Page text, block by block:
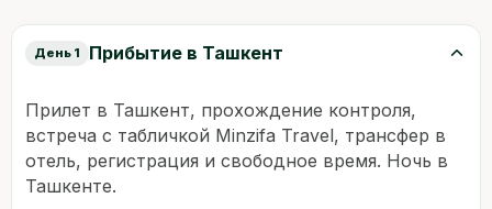
День 1 Прибытие в Ташкент
Прилет в Ташкент, прохождение контроля,
встреча с табличкой Minzifa Travel, трансфер в
отель, регистрация и свободное время. Ночь в
Ташкенте.